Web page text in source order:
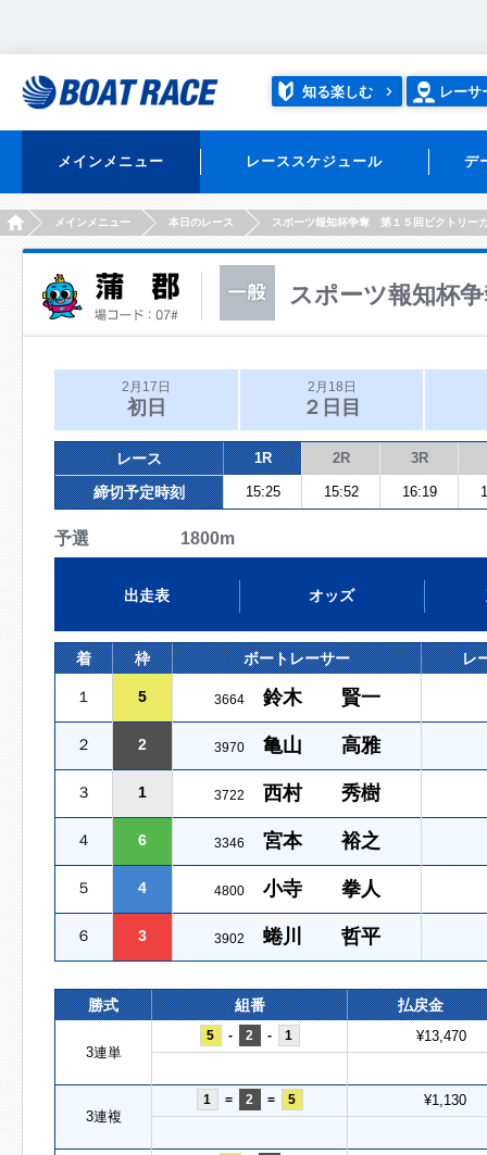
知る楽しむ レーサ
メインメニュー レーススケジュール デ
HOMEメインメニュー 本日のレース スポーツ報知杯争奪 第１５回ビクトリー
スポーツ報知杯
2月17日
初日
2月18日
２日目
レース 1R 2R 3R
締切予定時刻 15:25 15:52 16:19
予選 1800m
出走表 オッズ
着 枠 ボートレーサー レ
１ 5 3664 鈴木 賢一
２ 2 3970 亀山 高雅
３ 1 3722 西村 秀樹
４ 6 3346 宮本 裕之
５ 4 4800 小寺 拳人
６ 3 3902 蜷川 哲平
勝式 組番 払戻金
3連単
5 - 2 - 1 ¥13,470
3連複
1 = 2 = 5 ¥1,130